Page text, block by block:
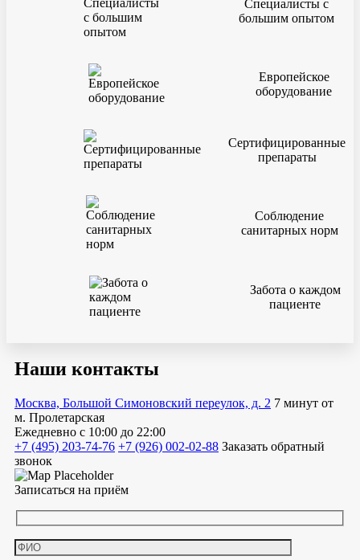
Специалисты с
большим опытом
Европейское
оборудование
Сертифицированные
препараты
Соблюдение
санитарных норм
Забота о каждом
пациенте
Наши контакты
Москва, Большой Симоновский переулок, д. 2 7 минут от
м. Пролетарская
Ежедневно с 10:00 до 22:00
+7 (495) 203-74-76 +7 (926) 002-02-88 Заказать обратный
звонок
Записаться на приём